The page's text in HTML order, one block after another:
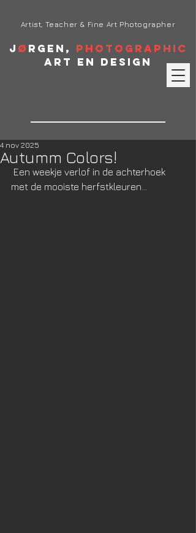
J ø rgen, Photographic
Art en Design
Artist, Teacher & Fine Art Photographer
Autumm Colors!
4 nov 2025
met de mooiste herfstkleuren...